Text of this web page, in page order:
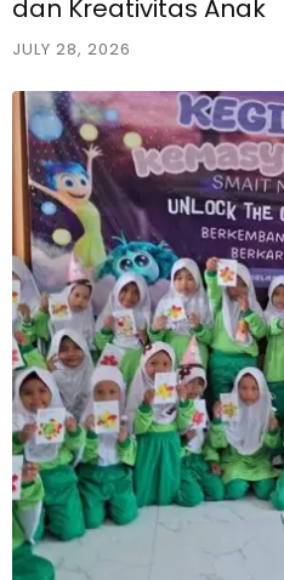
dan Kreativitas Anak
JULY 28, 2026